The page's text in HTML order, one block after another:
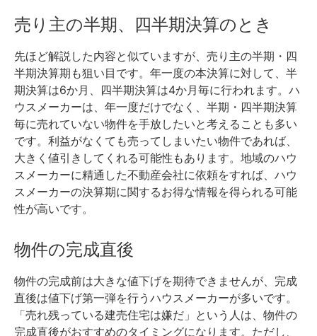
売り主の半期、四半期決算のとき
先ほど解説した内容と似ていますが、売り主の半期・四
半期決算期も狙い目です。 年一度の本決算に対して、半
期決算は6か月、四半期決算は4か月毎に行われます。 ハ
ウスメーカーは、年一度だけでなく、半期・四半期決算
毎に売れていない物件を手放したいと考えることも多い
です。 利益がなくても売ってしまいたい物件であれば、
大きく値引きしてくれる可能性もあります。 地域のハウ
スメーカーに精通した不動産会社に依頼をすれば、ハウ
スメーカーの決算期に関するお得な情報を得られる可能
性が高いです。
物件の完成直後
物件の完成前は大きな値下げを期待できませんが、完成
直後は値下げ第一弾を行うハウスメーカーが多いです。
「売れ残っている建売住宅は嫌だ」という人は、物件の
完成直後がおすすめのタイミングになります。 ただし、